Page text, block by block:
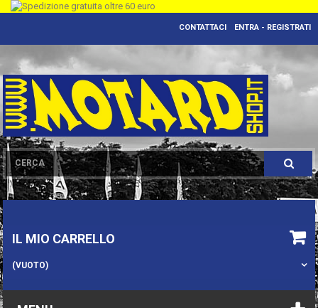
ENTRA - REGISTRATI
CONTATTACI
IL MIO CARRELLO
(VUOTO)